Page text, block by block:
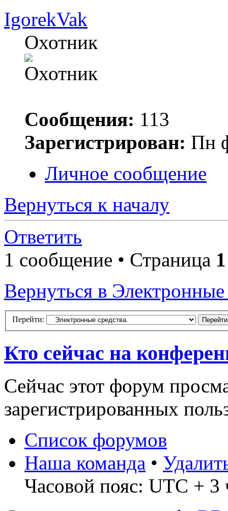
IgorekVak
Охотник
Сообщения: 113
Зарегистрирован: Пн
Личное сообщение
Вернуться к началу
Ответить
1 сообщение • Страница 1
Вернуться в Электронные
Перейти:
Кто сейчас на
Сейчас этот форум
зарегистрированных
Список форумов
Наша команда •
Часовой пояс: UTC + 3